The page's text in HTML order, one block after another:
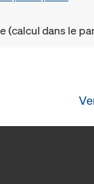
(calcul dans le